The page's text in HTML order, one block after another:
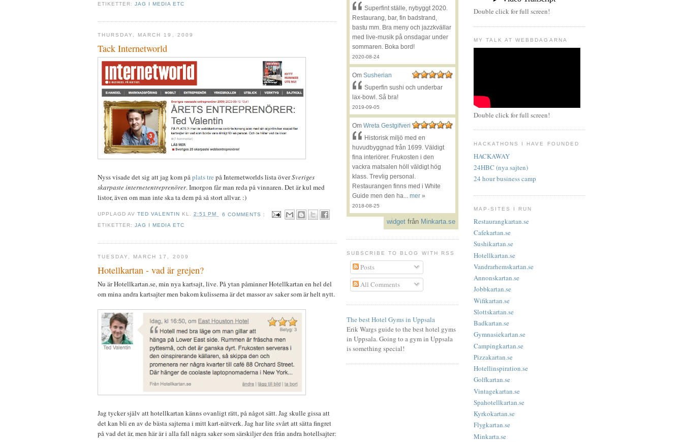
ETIKETTER:JAG I MEDIA ETC
THURSDAY, MARCH 19, 2009
Tack Internetworld
Nyss visade det sig att jag kom påplats tre på Internetworlds lista överSveriges
skarpaste internetentreprenörer. Imorgon får man reda på vinnaren. Det är kul med
listor, även om man inte ska ta dem på så stort allvar. :)
UPPLAGD AVTED VALENTIN KL.2:51 PM
6 COMMENTS :
ETIKETTER:JAG I MEDIA ETC
TUESDAY, MARCH 17, 2009
Hotellkartan - vad är grejen?
Nu är Hotellkartan.se, min nya kartsajt, live. På ytan påminner Hotellkartan en hel del
om mina andra kartsajter men bakom kulisserna är det massor av saker som är helt nytt.
Jag tycker själv att hotellkartan känns ovanligt rätt, på något sätt. Jag skulle gissa att
det kan bli en av de bästa sajterna i mitt kart-nätverk. Jag har lite svårt att sätta fingret
på vad det är, men här är i alla fall några saker som särskiljer den från andra hotellsajter:
Double click for full screen!
MY TALK AT WEBBDAGARNA
Double click for full screen!
HACKATHONS I HAVE FOUNDED
HACKAWAY
24HBC (nya sajten)
24 hour business camp
MAP-SITES I RUN
Restaurangkartan.se
Cafekartan.se
Sushikartan.se
Hotellkartan.se
Vandrarhemskartan.se
Annonskartan.se
Jobbkartan.se
Wifikartan.se
Slottskartan.se
Badkartan.se
Gymnasiekartan.se
Campingkartan.se
Pizzakartan.se
Hotellinspiration.se
Golfkartan.se
Vintagekartan.se
Spahotellkartan.se
Kyrkokartan.se
Flygkartan.se
Minkarta.se
Superfint ställe, nybyggt 2020.
Restaurang, bar, fin badstrand,
bastu mm. Bra meny och jazzkvällar
med live-musik på onsdagar under
sommaren. Boka bord!
2020-08-24
Om Susherian
Superfin sushi och underbar
lax-bowl. Så bra!
2019-09-05
Om Wreta Gestgifveri
Historisk miljö med en
huvudbyggnad från 1699. Väldigt
fina interiörer. Frukosten i den
vackra matsalen höll väldigt hög
klass. Trevlig personal.
Restaurangen finns med i White
Guide men den ha... mer »
2018-08-25
widget från Minkarta.se
SUBSCRIBE TO BLOG WITH RSS
Posts
All Comments
The best Hotel Gyms in Uppsala
Erik Wargs guide to the best hotel gyms
in Uppsala. Going to a gym in Uppsala
is something special!